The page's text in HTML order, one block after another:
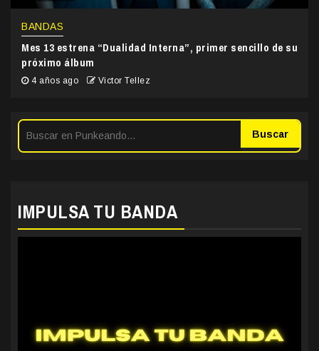
BANDAS
Mes 13 estrena “Dualidad Interna”, primer sencillo de su
próximo álbum
4 años ago Victor Tellez
Buscar
IMPULSA TU BANDA